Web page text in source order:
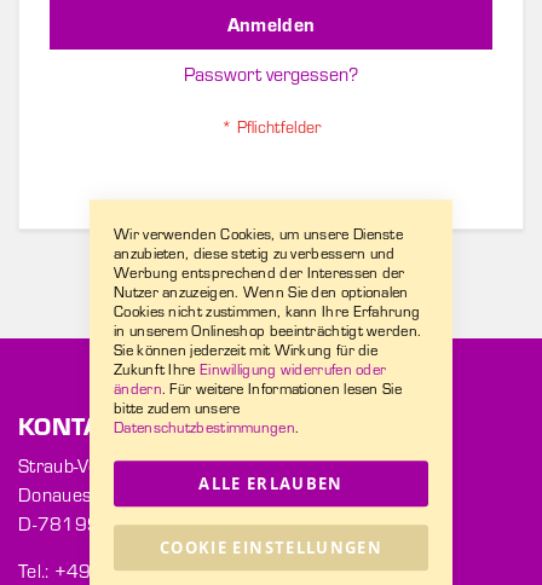
Anmelden
Passwort vergessen?
KONTAKT
Straub-Verpackungen GmbH
Donaueschinger Str. 2
D-78199 Bräunlingen
Tel.: +49 771 9202-363
Wir verwenden Cookies, um unsere Dienste
anzubieten, diese stetig zu verbessern und
Werbung entsprechend der Interessen der
Nutzer anzuzeigen. Wenn Sie den optionalen
Cookies nicht zustimmen, kann Ihre Erfahrung
in unserem Onlineshop beeinträchtigt werden.
Sie können jederzeit mit Wirkung für die
Zukunft Ihre Einwilligung widerrufen oder
ändern. Für weitere Informationen lesen Sie
bitte zudem unsere
Datenschutzbestimmungen.
ALLE ERLAUBEN
COOKIE EINSTELLUNGEN